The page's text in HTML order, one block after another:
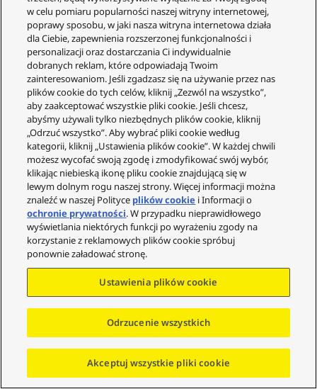
Twoje konto
Informacje prawne
Technics
O nas
Gwarancja
Społeczność
© Copyright - 2023-2025 Panasonic Marketing Europe
GMBH (Spółka z ograniczoną odpowiedzialnością)
Oddział w Polsce. Wszystkie prawa zastrzeżone.
Idź do góry
w celu pomiaru popularności naszej witryny internetowej,
poprawy sposobu, w jaki nasza witryna internetowa działa
dla Ciebie, zapewnienia rozszerzonej funkcjonalności i
personalizacji oraz dostarczania Ci indywidualnie
dobranych reklam, które odpowiadają Twoim
zainteresowaniom. Jeśli zgadzasz się na używanie przez nas
plików cookie do tych celów, kliknij „Zezwól na wszystko”,
aby zaakceptować wszystkie pliki cookie. Jeśli chcesz,
abyśmy używali tylko niezbędnych plików cookie, kliknij
„Odrzuć wszystko”. Aby wybrać pliki cookie według
kategorii, kliknij „Ustawienia plików cookie”. W każdej chwili
możesz wycofać swoją zgodę i zmodyfikować swój wybór,
klikając niebieską ikonę pliku cookie znajdującą się w
lewym dolnym rogu naszej strony. Więcej informacji można
znaleźć w naszej Polityce plików cookie i Informacji o
ochronie prywatności. W przypadku nieprawidłowego
wyświetlania niektórych funkcji po wyrażeniu zgody na
korzystanie z reklamowych plików cookie spróbuj
ponownie załadować stronę.
Ustawienia plików cookie
Odrzucenie wszystkich
Akceptuj wszystkie pliki cookie